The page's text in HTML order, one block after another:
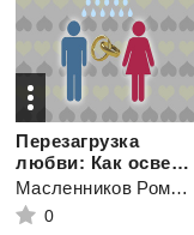
Перезагрузка
любви: Как освежить отношения в семье? Мужской взгляд
Масленников Роман Михайлович
0